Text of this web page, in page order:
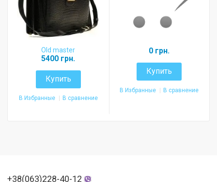
Old master
5400 грн.
Купить
В Избранные В сравнение
0 грн.
Купить
В Избранные В сравнение
+38(063)228-40-12